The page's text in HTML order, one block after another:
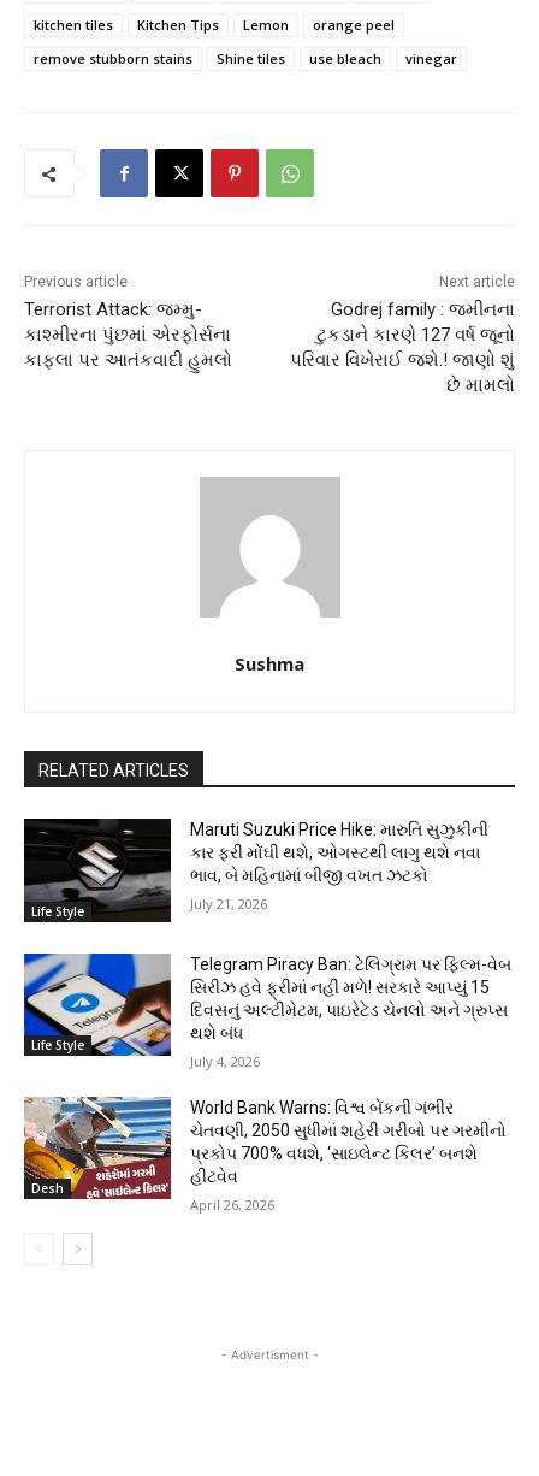
kitchen tiles
Kitchen Tips Lemon
orange peel
remove stubborn stains
Shine tiles use bleach vinegar
Previous article
Terrorist Attack: જમ્મુ-
કાશ્મીરના પુંછમાં એરફોર્સના
કાફલા પર આતંકવાદી હુમલો
Next article
Godrej family : જમીનના
ટુકડાને કારણે 127 વર્ષ જૂનો
પરિવાર વિખેરાઈ જશે.! જાણો શું
છે મામલો
Sushma
RELATED ARTICLES
Life Style
Maruti Suzuki Price Hike: મારુતિ સુઝુકીની
કાર ફરી મોંઘી થશે, ઓગસ્ટથી લાગુ થશે નવા
ભાવ, બે મહિનામાં બીજી વખત ઝટકો
July 21, 2026
Life Style
Telegram Piracy Ban: ટેલિગ્રામ પર ફિલ્મ-વેબ
સિરીઝ હવે ફ્રીમાં નહીં મળે! સરકારે આપ્યું 15
દિવસનું અલ્ટીમેટમ, પાઇરેટેડ ચેનલો અને ગ્રુપ્સ
થશે બંધ
July 4, 2026
Desh
World Bank Warns: વિશ્વ બેંકની ગંભીર
ચેતવણી, 2050 સુધીમાં શહેરી ગરીબો પર ગરમીનો
પ્રકોપ 700% વધશે, ‘સાઇલેન્ટ કિલર’ બનશે
હીટવેવ
April 26, 2026
- Advertisment -